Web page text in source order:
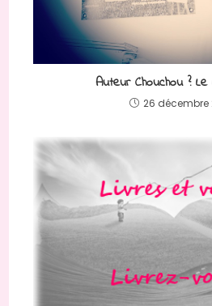
Auteur Chouchou ? Le
26 décembre